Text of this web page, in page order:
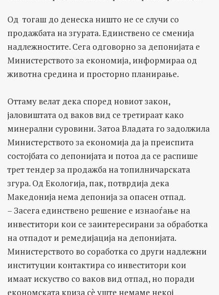
Од тогаш до денеска ништо не се случи со
продажбата на згурата. Единствено се сменија
надлежностите. Сега одговорно за депонијата е
Министерството за економија, информираа од
животна средина и просторно планирање.
Оттаму велат дека според новиот закон,
јаловиштата од ваков вид се третираат како
минерални суровини. Затоа Владата го задолжила
Министерството за економија да ја преиспита
состојбата со депонијата и потоа да се распише
трет тендер за продажба на топилничарската
згура. Од Екологија, пак, потврдија дека
Македонија нема депонија за опасен отпад.
– Засега единствено решение е изнаоѓање на
инвеститори кои се заинтересирани за обработка
на отпадот и ремедијација на депонијата.
Министерството во соработка со други надлежни
институции контактира со инвеститори кои
имаат искуство со ваков вид отпад, но поради
економската криза сè уште немаме некој